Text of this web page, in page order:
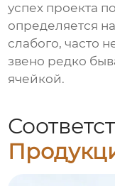
успех проекта
определяется
слабого, часто
звено редко
ячейкой.